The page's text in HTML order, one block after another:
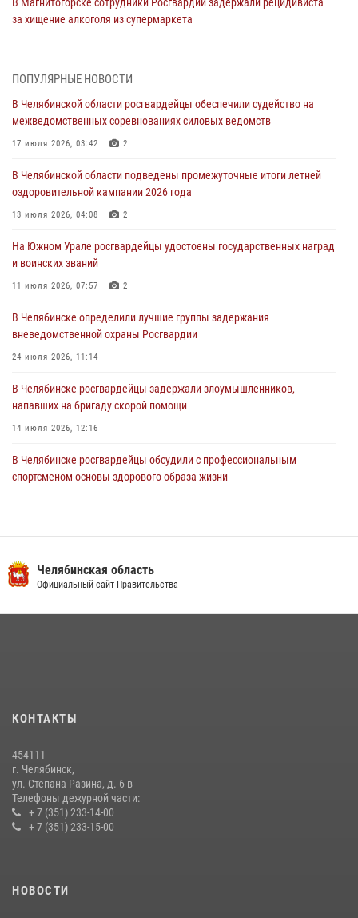
за хищение алкоголя из супермаркета
На Южном Урале спецназ Росгвардии провел военно-полевые
Росгвардейцы задержали трёх магазинных воров в Челябинске
На Южном Урале сотрудники Росгвардии задержали
подозреваемого в совершении убийства
В Челябинской области росгвардейцами по горячим следам
задержан подозреваемый в грабеже
ПОПУЛЯРНЫЕ НОВОСТИ
В Челябинской области росгвардейцы обеспечили судейство на
межведомственных соревнованиях силовых ведомств
17 июля 2026, 03:42 2
В Челябинской области подведены промежуточные итоги летней
оздоровительной кампании 2026 года
13 июля 2026, 04:08 2
На Южном Урале росгвардейцы удостоены государственных наград
и воинских званий
11 июля 2026, 07:57 2
В Челябинске определили лучшие группы задержания
вневедомственной охраны Росгвардии
24 июля 2026, 11:14
В Челябинске росгвардейцы задержали злоумышленников,
напавших на бригаду скорой помощи
14 июля 2026, 12:16
В Челябинске росгвардейцы обсудили с профессиональным
спортсменом основы здорового образа жизни
23 июля 2026, 09:28 2
14 июля 2026, 05:15
Челябинская область
Официальный сайт Правительства
КОНТАКТЫ
454111
г. Челябинск,
ул. Степана Разина, д. 6 в
Телефоны дежурной части:
+ 7 (351) 233-14-00
+ 7 (351) 233-15-00
НОВОСТИ